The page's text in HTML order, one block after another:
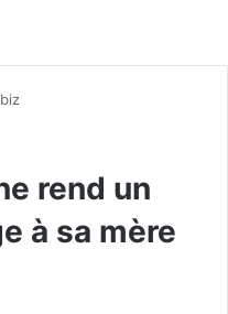
rend un
à sa mère